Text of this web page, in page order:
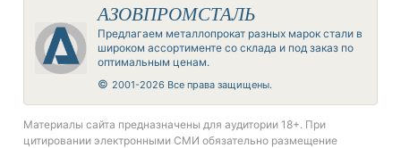
АЗОВПРОМСТАЛЬ
Предлагаем металлопрокат разных марок стали в
широком ассортименте со склада и под заказ по
оптимальным ценам.
© 2001-2026 Все права защищены.
Материалы сайта предназначены для аудитории 18+. При
цитировании электронными СМИ обязательно размещение